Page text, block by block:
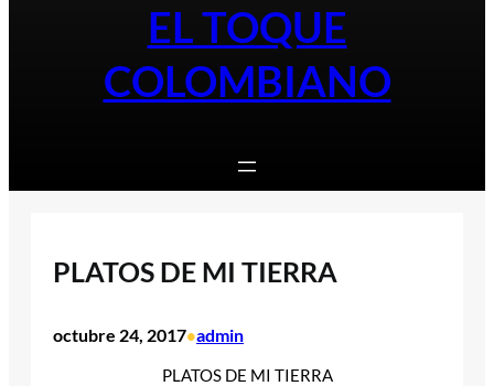
EL TOQUE
COLOMBIANO
PLATOS DE MI TIERRA
octubre 24, 2017•admin
PLATOS DE MI TIERRA